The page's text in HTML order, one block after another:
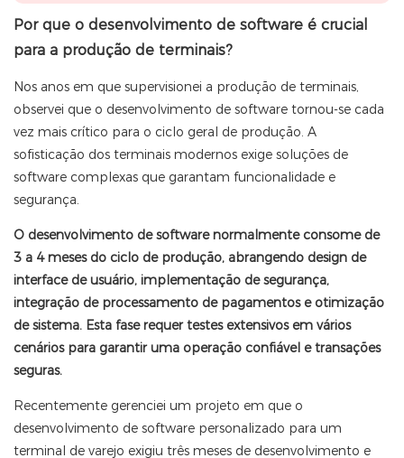
Por que o desenvolvimento de software é crucial
para a produção de terminais?
Nos anos em que supervisionei a produção de terminais,
observei que o desenvolvimento de software tornou-se cada
vez mais crítico para o ciclo geral de produção. A
sofisticação dos terminais modernos exige soluções de
software complexas que garantam funcionalidade e
segurança.
O desenvolvimento de software normalmente consome de
3 a 4 meses do ciclo de produção, abrangendo design de
interface de usuário, implementação de segurança,
integração de processamento de pagamentos e otimização
de sistema. Esta fase requer testes extensivos em vários
cenários para garantir uma operação confiável e transações
seguras.
Recentemente gerenciei um projeto em que o
desenvolvimento de software personalizado para um
terminal de varejo exigiu três meses de desenvolvimento e